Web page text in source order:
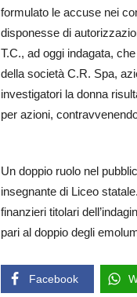
formulato le accuse nei
disponesse di
T.C., ad oggi indagata,
della società C.R. Spa,
investigatori la donna
per azioni,
Un doppio ruolo nel
insegnante di Liceo
finanzieri titolari
pari al doppio degli
Facebook